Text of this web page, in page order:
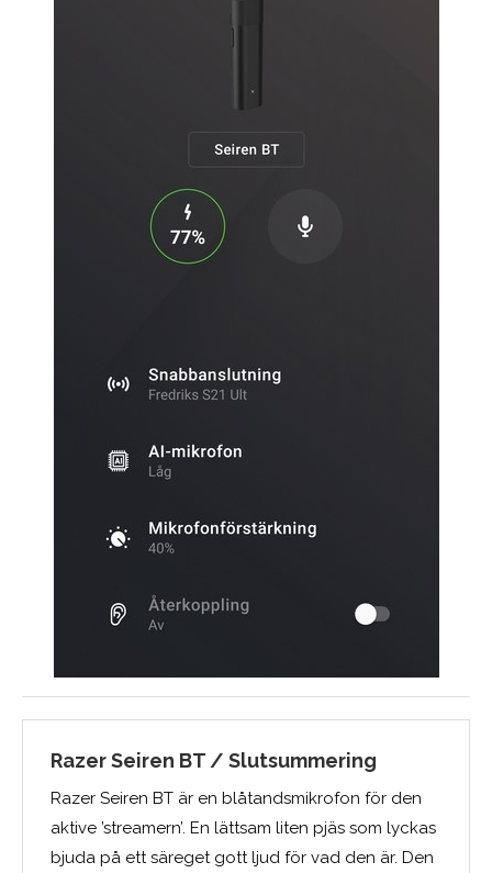
Razer Seiren BT / Slutsummering
Razer Seiren BT är en blåtandsmikrofon för den
aktive ’streamern’. En lättsam liten pjäs som lyckas
bjuda på ett säreget gott ljud för vad den är. Den